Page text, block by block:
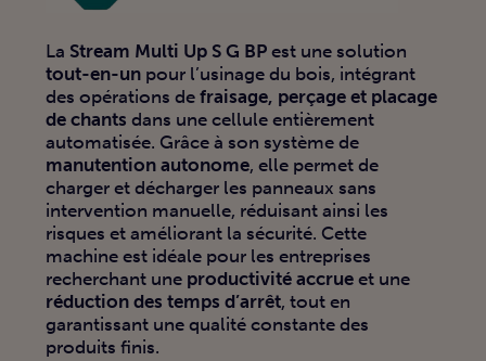
La Stream Multi Up S G BPest une solution
tout-en-un pour l’usinage du bois, intégrant
des opérations defraisage, perçage et placage
de chants dans une cellule entièrement
automatisée. Grâce à son système de
manutention autonome, elle permet de
charger et décharger les panneaux sans
intervention manuelle, réduisant ainsi les
risques et améliorant la sécurité. Cette
machine est idéale pour les entreprises
recherchant une productivité accrueet une
réduction des temps d’arrêt, tout en
garantissant une qualité constante des
produits finis.